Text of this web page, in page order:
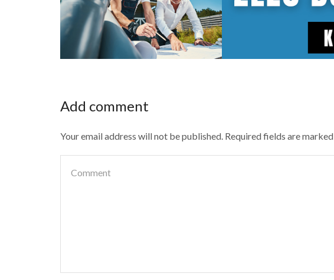
Add comment
Your email address will not be published. Required fields are marked